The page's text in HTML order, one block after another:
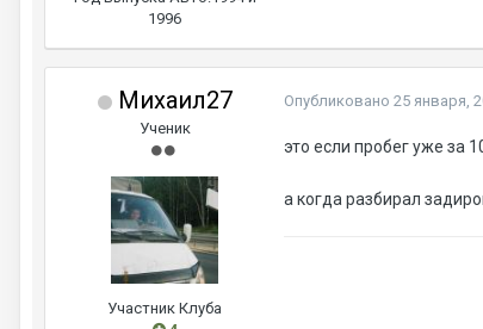
1996
Михаил27
Ученик
Участник Клуба
Опубликовано 25 января,
это если пробег уже за
а когда разбирал